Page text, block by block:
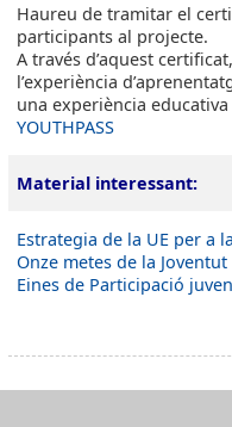
Haureu de tramitar el
participants al projecte.
A través d’aquest
l’experiència
una experiència
YOUTHPASS
Material interessant:
Estrategia de la UE per a
Onze metes de la Joventut
Eines de Participació